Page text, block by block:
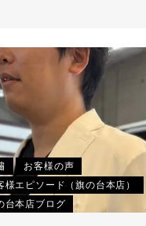
お客様の声
様エピソード（旗の台本店）
台本店ブログ